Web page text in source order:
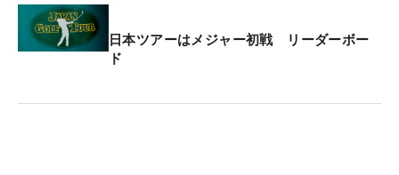
日本ツアーはメジャー初戦 リーダーボー
ド